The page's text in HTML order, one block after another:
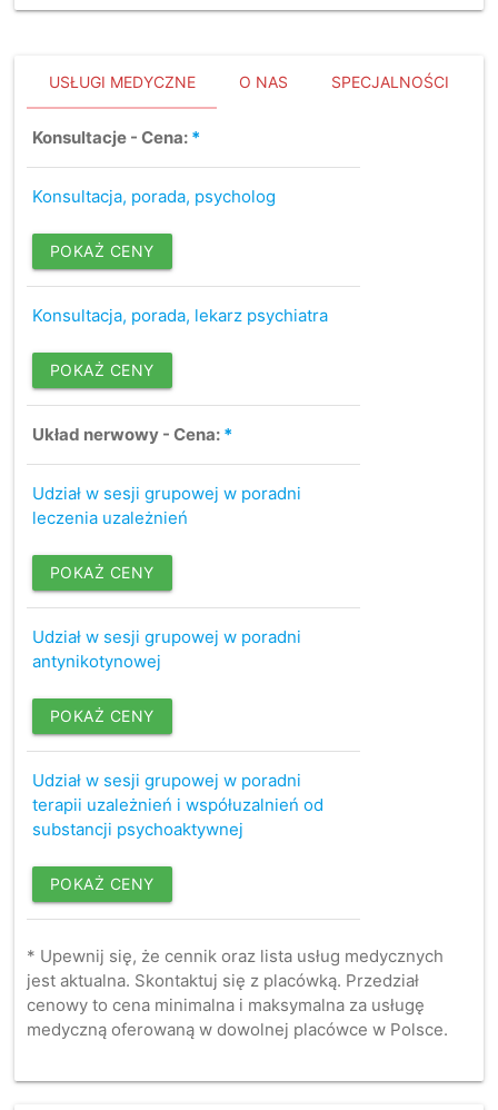
USŁUGI MEDYCZNE O NAS SPECJALNOŚCI
Konsultacje - Cena: *
Konsultacja, porada, psycholog
POKAŻ CENY
Konsultacja, porada, lekarz psychiatra
POKAŻ CENY
Układ nerwowy - Cena: *
Udział w sesji grupowej w poradni
leczenia uzależnień
POKAŻ CENY
Udział w sesji grupowej w poradni
antynikotynowej
POKAŻ CENY
Udział w sesji grupowej w poradni
terapii uzależnień i współuzalnień od
substancji psychoaktywnej
POKAŻ CENY
* Upewnij się, że cennik oraz lista usług medycznych
jest aktualna. Skontaktuj się z placówką. Przedział
cenowy to cena minimalna i maksymalna za usługę
medyczną oferowaną w dowolnej placówce w Polsce.